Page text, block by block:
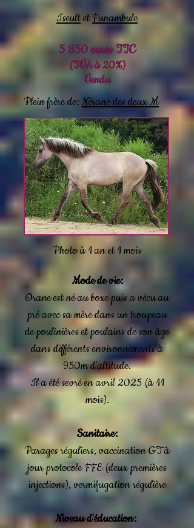
IseultetFunambule
5 850 euros TTC
(TVA à 20%)
Vendu
Plein frère de: Nérane des deux M
Photo à 1 an et 1 mois
Mode de vie:
Orane est né au boxe puis a vécu au
pré avec sa mère dans un troupeau
de poulinières et poulains de son âge
dans différents environnements à
950m d'altitude.
Il a été sevré en avril 2025 (à 11
mois).
Sanitaire:
Parages réguliers, vaccination GT à
jour protocole FFE (deux premières
injections), vermifugation régulière
Niveau d'éducation: